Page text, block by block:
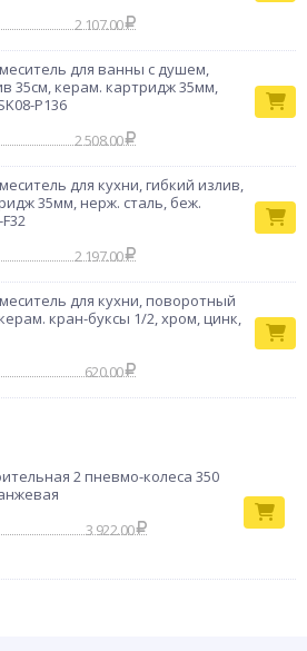
2 107.00
для ванны с душем,
35см, керам. картридж 35мм,
P136
2 508.00
для кухни, гибкий излив,
35мм, нерж. сталь, беж.
2 197.00
для кухни, поворотный
кран-буксы 1/2, хром, цинк,
620.00
2 пневмо-колеса 350
3 922.00